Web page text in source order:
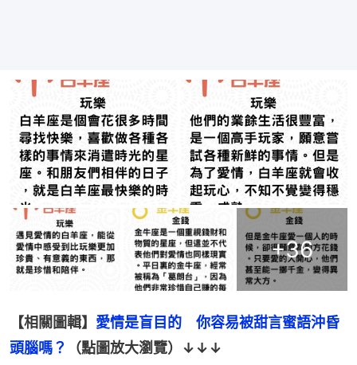
+36
【相關圖輯】 愛情是盲目的　你容易被甜言蜜語沖昏
頭腦嗎？
﻿﻿（點圖放大瀏覽）↓↓↓